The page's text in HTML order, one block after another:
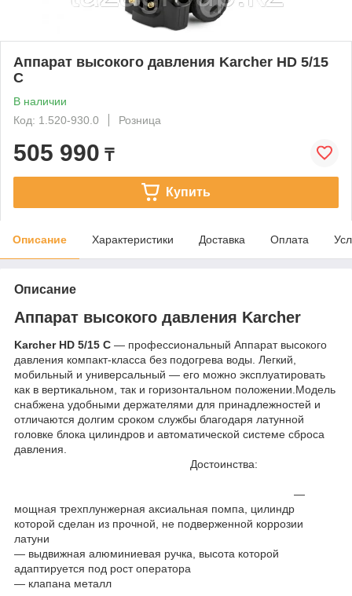
Аппарат высокого давления Karcher HD 5/15
С
В наличии
Код: 1.520-930.0
Розница
505 990 ₸
Купить
Описание Характеристики Доставка Оплата
Описание
Аппарат высокого давления Karcher
Karcher HD 5/15 C ― профессиональный Аппарат высокого
давления компакт-класса без подогрева воды. Легкий,
мобильный и универсальный ― его можно эксплуатировать
как в вертикальном, так и горизонтальном положении.Модель
снабжена удобными держателями для принадлежностей и
отличаются долгим сроком службы благодаря латунной
головке блока цилиндров и автоматической системе сброса
давления.
Достоинства:
―
мощная трехплунжерная аксиальная помпа, цилиндр
которой сделан из прочной, не подверженной коррозии
латуни
― выдвижная алюминиевая ручка, высота которой
адаптируется под рост оператора
― клапана металл